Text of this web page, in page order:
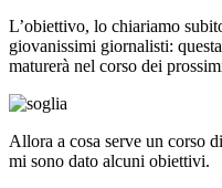
L’obiettivo, lo chiariamo
giovanissimi giornalisti:
maturerà nel corso dei
Allora a cosa serve un corso
mi sono dato alcuni obiettivi.